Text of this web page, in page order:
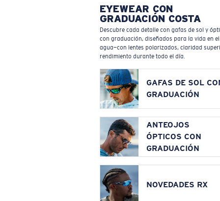
EYEWEAR CON
GRADUACIÓN COSTA
Descubre cada detalle con gafas de sol y
con graduación, diseñados para la vida en el
agua—con lentes polarizados, claridad
rendimiento durante todo el día.
GAFAS DE SOL
GRADUACIÓN
ANTEOJOS
ÓPTICOS CON
GRADUACIÓN
NOVEDADES RX